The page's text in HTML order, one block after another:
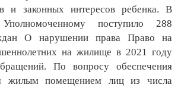
и законных интересов ребенка. В
поступило 288
О нарушении права Право на
на жилище в 2021 году
По вопросу обеспечения
жилым помещением лиц из числа